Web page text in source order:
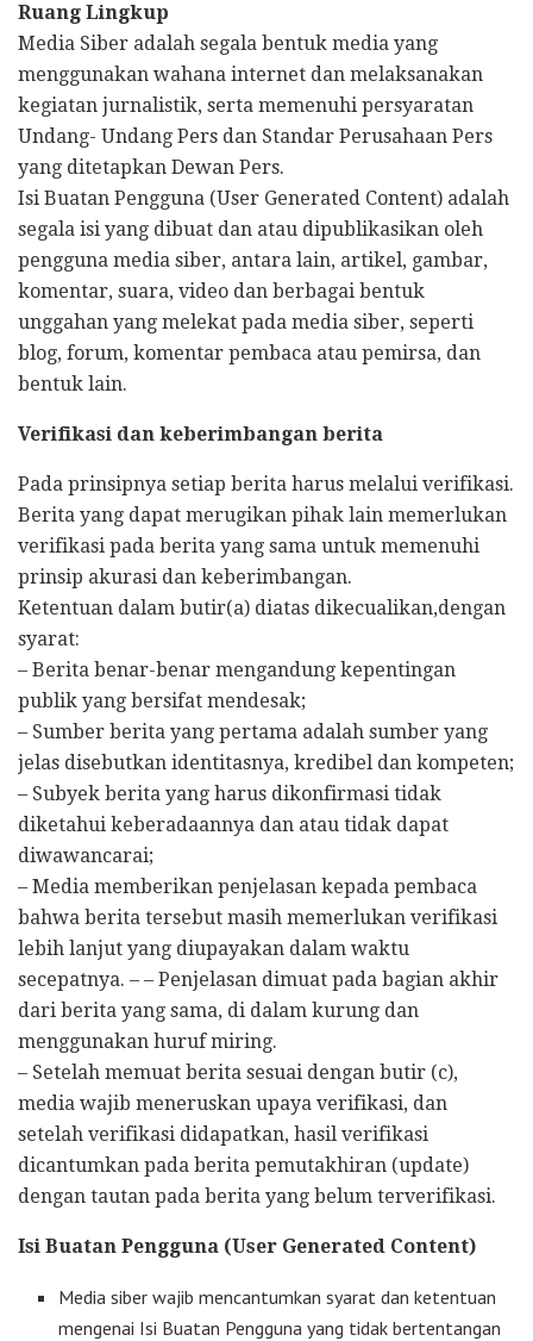
Ruang Lingkup
Media Siber adalah segala bentuk media yang
menggunakan wahana internet dan melaksanakan
kegiatan jurnalistik, serta memenuhi persyaratan
Undang- Undang Pers dan Standar Perusahaan Pers
yang ditetapkan Dewan Pers.
Isi Buatan Pengguna (User Generated Content) adalah
segala isi yang dibuat dan atau dipublikasikan oleh
pengguna media siber, antara lain, artikel, gambar,
komentar, suara, video dan berbagai bentuk
unggahan yang melekat pada media siber, seperti
blog, forum, komentar pembaca atau pemirsa, dan
bentuk lain.
Verifikasi dan keberimbangan berita
Pada prinsipnya setiap berita harus melalui verifikasi.
Berita yang dapat merugikan pihak lain memerlukan
verifikasi pada berita yang sama untuk memenuhi
prinsip akurasi dan keberimbangan.
Ketentuan dalam butir(a) diatas dikecualikan,dengan
syarat:
– Berita benar-benar mengandung kepentingan
publik yang bersifat mendesak;
– Sumber berita yang pertama adalah sumber yang
jelas disebutkan identitasnya, kredibel dan kompeten;
– Subyek berita yang harus dikonfirmasi tidak
diketahui keberadaannya dan atau tidak dapat
diwawancarai;
– Media memberikan penjelasan kepada pembaca
bahwa berita tersebut masih memerlukan verifikasi
lebih lanjut yang diupayakan dalam waktu
secepatnya. – – Penjelasan dimuat pada bagian akhir
dari berita yang sama, di dalam kurung dan
menggunakan huruf miring.
– Setelah memuat berita sesuai dengan butir (c),
media wajib meneruskan upaya verifikasi, dan
setelah verifikasi didapatkan, hasil verifikasi
dicantumkan pada berita pemutakhiran (update)
dengan tautan pada berita yang belum terverifikasi.
Isi Buatan Pengguna (User Generated Content)
Media siber wajib mencantumkan syarat dan ketentuan
mengenai Isi Buatan Pengguna yang tidak bertentangan